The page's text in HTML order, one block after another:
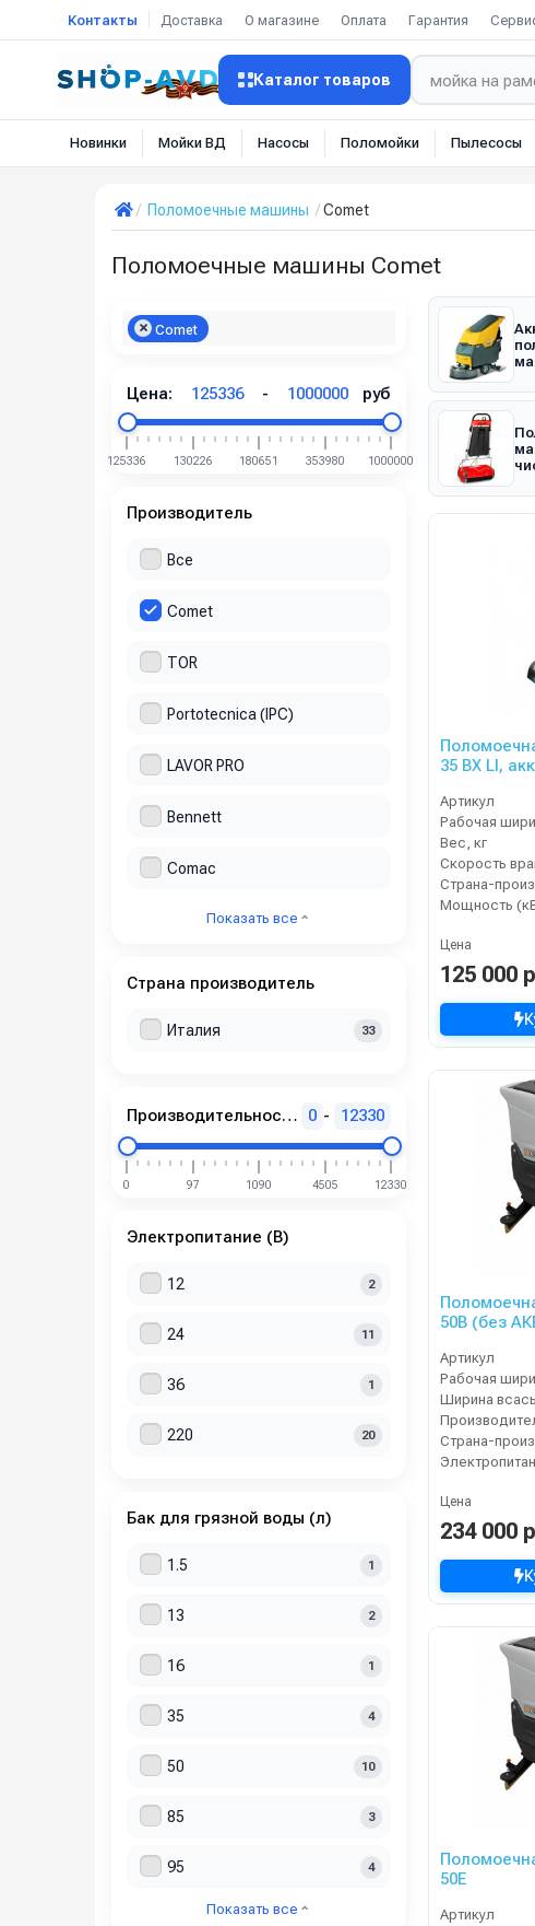
Контакты Доставка О магазине Оплата Гарантия
Каталог товаров
Новинки Мойки ВД Насосы Поломойки Пылесосы
Поломоечные машины Comet
Поломоечные машины Comet
Comet
Цена: 125336 - 1000000 руб
125336 130226 180651 353980 1000000
Производитель
Все
Comet
TOR
Portotecnica (IPC)
LAVOR PRO
Bennett
Comac
Показать все
Страна производитель
Италия 33
Производительность по площади (м2/ч) 0 - 12330
0 97 1090 4505 12330
Электропитание (В)
12 2
24 11
36 1
220 20
Бак для грязной воды (л)
1.5 1
13 2
16 1
35 4
50 10
85 3
95 4
Показать все
35 BX LI,
Артикул
Рабочая
Вес, кг
Страна-
Мощность
Цена
125 000
50B (без
Артикул
Страна-
Цена
234 000
50E
Артикул